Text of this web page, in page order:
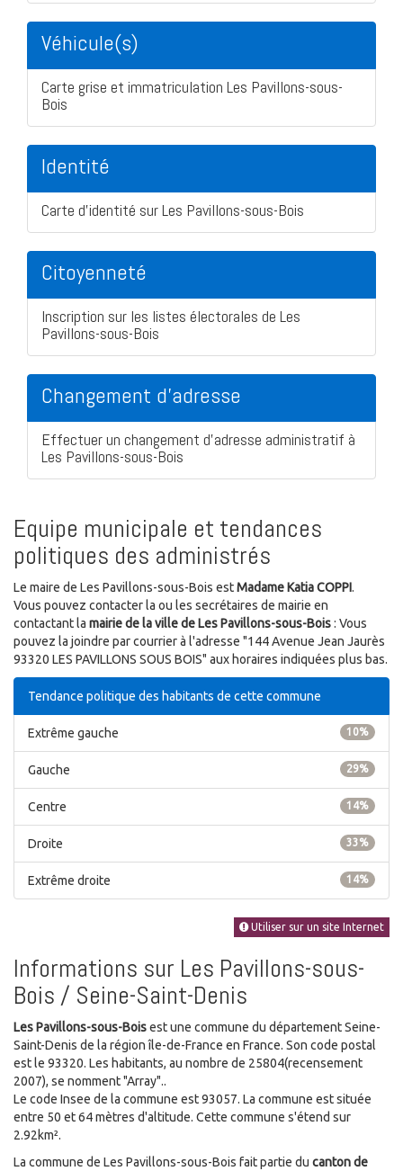
Véhicule(s)
Carte grise et immatriculation Les Pavillons-sous-
Bois
Identité
Carte d'identité sur Les Pavillons-sous-Bois
Citoyenneté
Inscription sur les listes électorales de Les
Pavillons-sous-Bois
Changement d'adresse
Effectuer un changement d'adresse administratif à
Les Pavillons-sous-Bois
Equipe municipale et tendances
politiques des administrés
Le maire de Les Pavillons-sous-Bois estMadame Katia COPPI.
Vous pouvez contacter la ou les secrétaires de mairie en
contactant la mairie de la ville de Les Pavillons-sous-Bois: Vous
pouvez la joindre par courrier à l'adresse "144 Avenue Jean Jaurès
93320 LES PAVILLONS SOUS BOIS" aux horaires indiquées plus bas.
Tendance politique des habitants de cette commune
10%
Extrême gauche
29%
Gauche
14%
Centre
33%
Droite
14%
Extrême droite
Utiliser sur un site Internet
Informations sur Les Pavillons-sous-
Bois / Seine-Saint-Denis
Les Pavillons-sous-Boisest une commune du département Seine-
Saint-Denis de la région île-de-France en France. Son code postal
est le 93320. Les habitants, au nombre de 25804(recensement
2007), se nomment "Array"..
Le code Insee de la commune est 93057. La commune est située
entre 50 et 64 mètres d'altitude. Cette commune s'étend sur
2.92km².
La commune de Les Pavillons-sous-Bois fait partie du canton de